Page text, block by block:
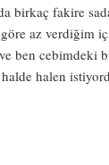
birkaç fakire
az verdiğim
ben cebimdeki
halen